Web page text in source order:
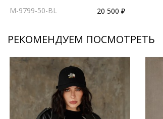
M-9799-50-BL
20 500 ₽
РЕКОМЕНДУЕМ ПОСМОТРЕТЬ